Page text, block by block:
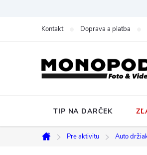
Kontakt Doprava a platba
TIP NA DARČEK
Domov
Pre aktivitu Auto